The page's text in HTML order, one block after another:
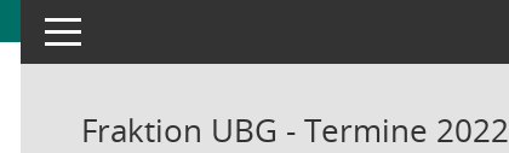
Toggle navigation
Fraktion UBG - Termine 2022